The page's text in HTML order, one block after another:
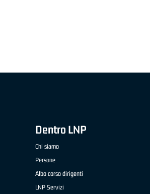
Dentro LNP
Chi siamo
Persone
Albo corso dirigenti
LNP Servizi